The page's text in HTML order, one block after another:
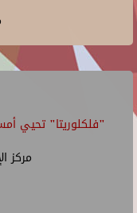
"فلكلوريتا" تحيي
مركز